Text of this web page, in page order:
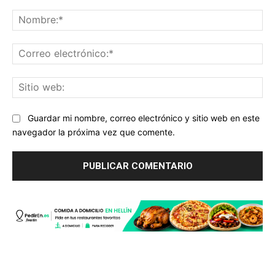
Guardar mi nombre, correo electrónico y sitio web en este
navegador la próxima vez que comente.